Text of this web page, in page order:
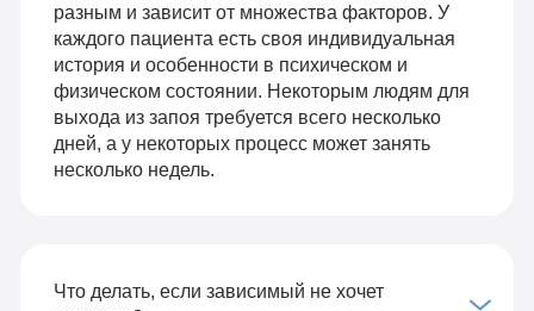
разным и зависит от множества факторов. У
каждого пациента есть своя индивидуальная
история и особенности в психическом и
физическом состоянии. Некоторым людям для
выхода из запоя требуется всего несколько
дней, а у некоторых процесс может занять
несколько недель.
Что делать, если зависимый не хочет